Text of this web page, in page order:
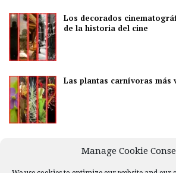
Manage Cookie
Los decorados
de la historia del cine
Las plantas carnívoras más
nocturna